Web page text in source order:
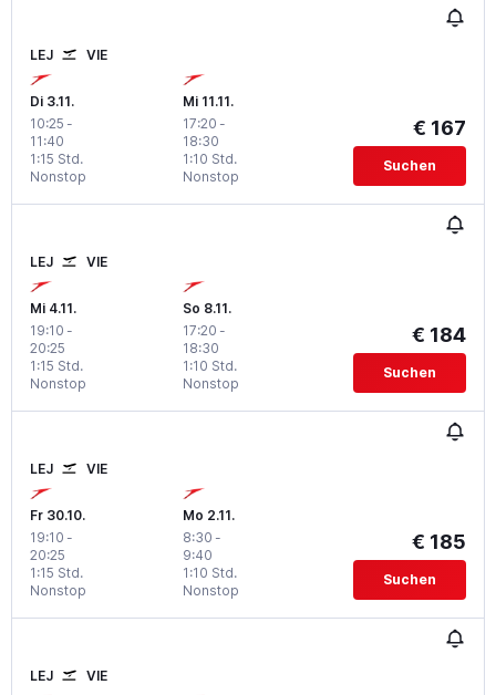
LEJ VIE
Di 3.11.
10:25 -
11:40
Nonstop
1:15 Std.
Mi 11.11.
17:20 -
18:30
Nonstop
1:10 Std.
€ 167
Suchen
LEJ VIE
Mi 4.11.
19:10 -
20:25
Nonstop
1:15 Std.
So 8.11.
17:20 -
18:30
Nonstop
1:10 Std.
€ 184
Suchen
LEJ VIE
Fr 30.10.
19:10 -
20:25
Nonstop
1:15 Std.
Mo 2.11.
8:30 -
9:40
Nonstop
1:10 Std.
€ 185
Suchen
LEJ VIE